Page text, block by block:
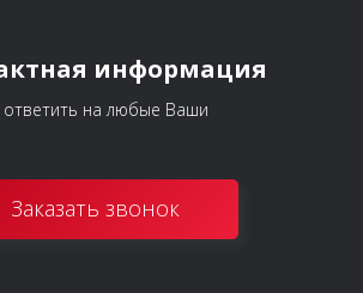
информация
ответить на любые Ваши
Заказать звонок